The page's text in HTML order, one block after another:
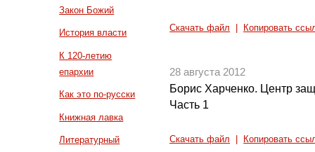
Закон Божий
История власти
К 120-летию
епархии
Как это по-русски
Книжная лавка
Литературный
Скачать файл Копировать
28 августа 2012
Борис Харченко. Центр
Часть 1
Скачать файл Копировать